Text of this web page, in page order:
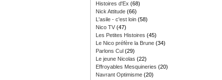
Histoires d'Ex (68)
Nick Attitude (66)
L'asile - c'est loin (58)
Nico TV (47)
Les Petites Histoires (45)
Le Nico préfère la Brune (34)
Parlons Cul (29)
Le jeune Nicolas (22)
Effroyables Mesquineries (20)
Navrant Optimisme (20)